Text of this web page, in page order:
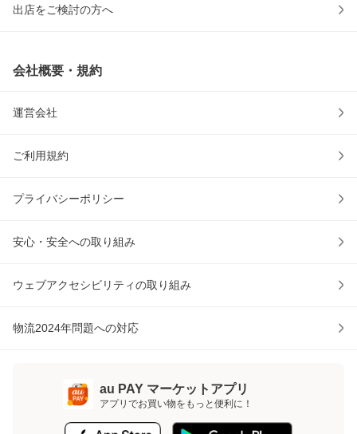
出店をご検討の方へ
会社概要・規約
運営会社
ご利用規約
プライバシーポリシー
安心・安全への取り組み
ウェブアクセシビリティの取り組み
物流2024年問題への対応
au PAY マーケットアプリ
アプリでお買い物をもっと便利に！